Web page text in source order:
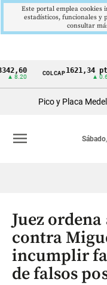
Cintillo
Colombia
COLCAP1621,34 pts
Pico y Placa
Sábado
menu
Juez
contra
incumplir
de falsos
Este portal emplea cookies
estadísticos, funcionales y
consultar